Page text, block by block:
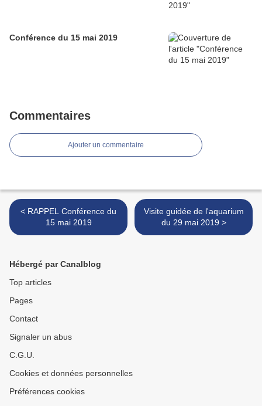
Conférence du 15 mai 2019
Commentaires
Ajouter un commentaire
< RAPPEL Conférence du
15 mai 2019
Visite guidée de l'aquarium
du 29 mai 2019 >
Hébergé par Canalblog
Top articles
Pages
Contact
Signaler un abus
C.G.U.
Cookies et données personnelles
Préférences cookies